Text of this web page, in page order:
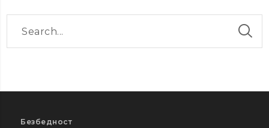
Безбедност